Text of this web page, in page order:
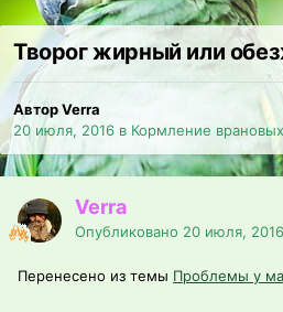
Творог жирный или
Автор Verra
20 июля, 2016 в Кормление
Verra
Опубликовано 20 июля, 2016
Перенесено из темы Проблемы у